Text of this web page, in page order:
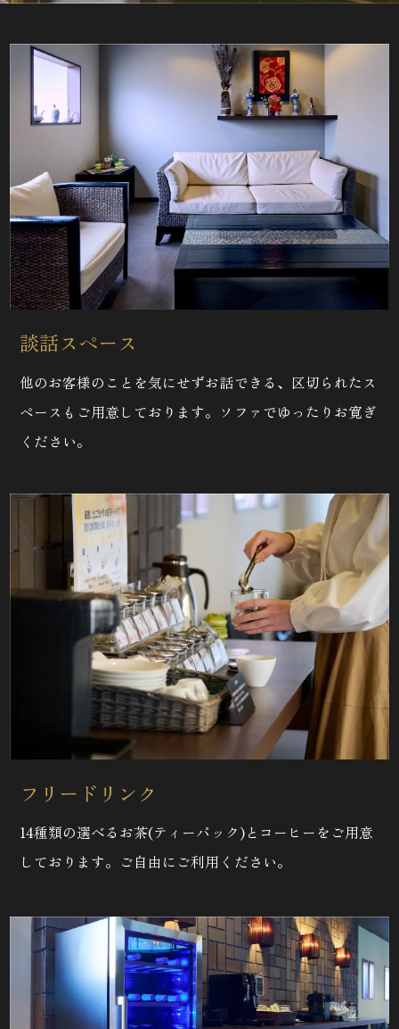
談話スペース
他のお客様のことを気にせずお話できる、区切られたス
ペースもご用意しております。ソファでゆったりお寛ぎ
ください。
フリードリンク
14種類の選べるお茶(ティーパック)とコーヒーをご用意
しております。ご自由にご利用ください。